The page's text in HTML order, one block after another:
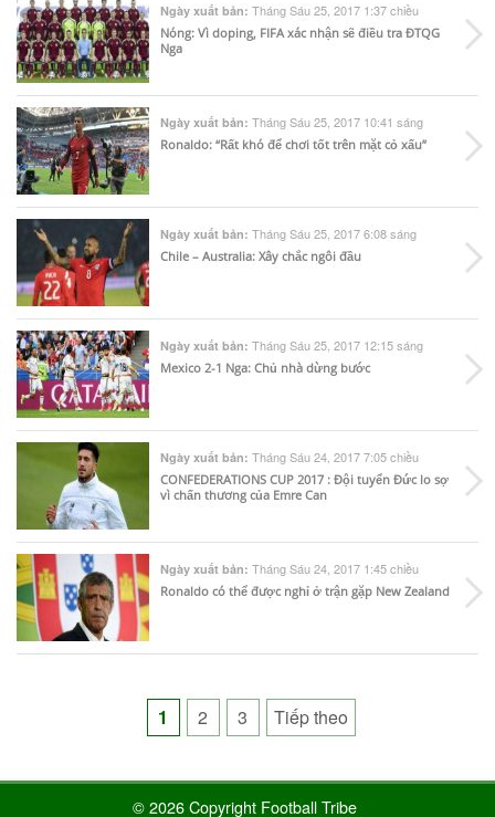
Ngày xuất bản: Tháng Sáu 25, 2017 1:37 chiều
Nóng: Vì doping, FIFA xác nhận sẽ điều tra ĐTQG
Nga
Ngày xuất bản: Tháng Sáu 25, 2017 10:41 sáng
Ronaldo: “Rất khó để chơi tốt trên mặt cỏ xấu”
Ngày xuất bản: Tháng Sáu 25, 2017 6:08 sáng
Chile – Australia: Xây chắc ngôi đầu
Ngày xuất bản: Tháng Sáu 25, 2017 12:15 sáng
Mexico 2-1 Nga: Chủ nhà dừng bước
Ngày xuất bản: Tháng Sáu 24, 2017 7:05 chiều
CONFEDERATIONS CUP 2017 : Đội tuyển Đức lo sợ
vì chấn thương của Emre Can
Ngày xuất bản: Tháng Sáu 24, 2017 1:45 chiều
Ronaldo có thể được nghỉ ở trận gặp New Zealand
Posts
pagination
1 2 3 Tiếp theo
© 2026 Copyright Football Tribe